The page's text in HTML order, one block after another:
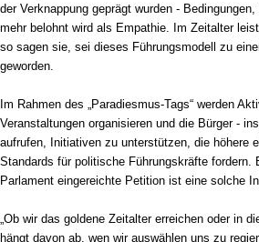
der Verknappung geprägt wurden -
mehr belohnt wird als Empathie. Im Zeitalter
so sagen sie, sei dieses Führungsmodell zu
geworden.
Im Rahmen des „Paradiesmus-Tags“ werden
Veranstaltungen organisieren und die Bürger -
aufrufen, Initiativen zu unterstützen, die höhere
Standards für politische Führungskräfte fordern.
Parlament eingereichte Petition ist eine solche
„Ob wir das goldene Zeitalter erreichen oder in
hängt davon ab, wen wir auswählen uns zu